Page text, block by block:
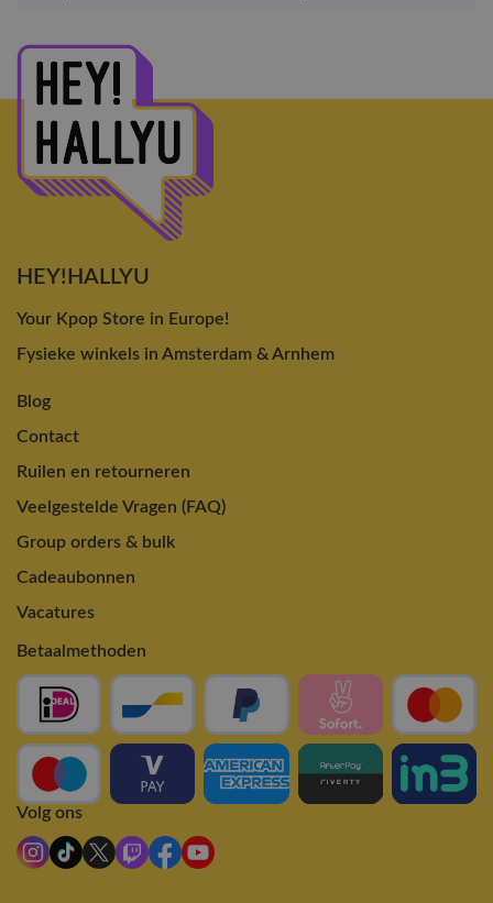
HEY!HALLYU
Your Kpop Store in Europe!
Fysieke winkels in Amsterdam & Arnhem
Blog
Contact
Ruilen en retourneren
Veelgestelde Vragen (FAQ)
Group orders & bulk
Cadeaubonnen
Vacatures
Betaalmethoden
Volg ons